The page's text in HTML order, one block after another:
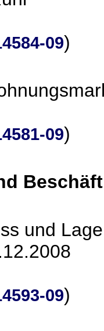
09)
09)
und
09)